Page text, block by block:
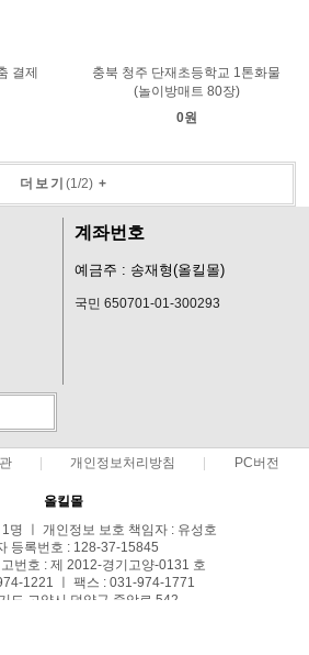
결제
충북 청주 단재초등학교 1톤화물
(놀이방매트 80장)
0원
더보기 (1/2)+
계좌번호
예금주 : 송재형(올킬몰)
국민 650701-01-300293
개인정보처리방침 PC버전
올킬몰
명 ㅣ 개인정보 보호 책임자 : 유성호
등록번호 : 128-37-15845
번호 : 제 2012-경기고양-0131 호
1221 ㅣ 팩스 : 031-974-1771
도 고양시 덕양구 중앙로 542